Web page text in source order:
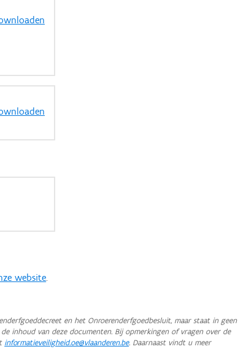
website.
en het Onroerenderfgoedbesluit, maar staat in geen
inhoud van deze documenten. Bij opmerkingen of vragen over de
informatieveiligheid.oe@vlaanderen.be. Daarnaast vindt u meer